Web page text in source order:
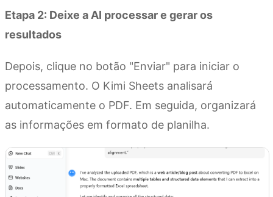
Etapa 2: Deixe a AI processar e gerar os
resultados
Depois, clique no botão "Enviar" para iniciar o
processamento. O Kimi Sheets analisará
automaticamente o PDF. Em seguida, organizará
as informações em formato de planilha.